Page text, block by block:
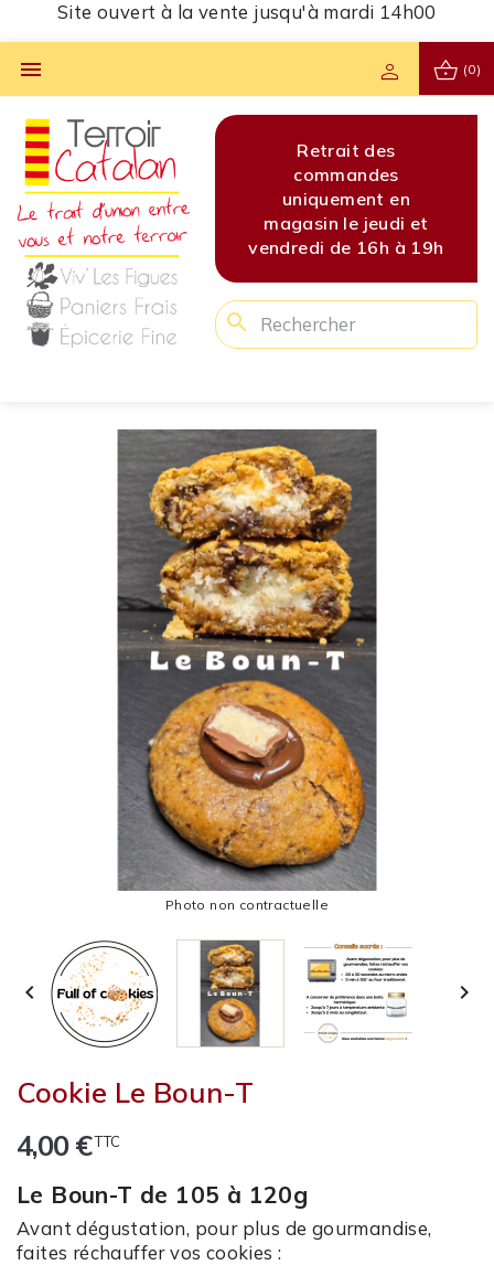
Site ouvert à la vente jusqu'à mardi 14h00
 shopping_basket (0)
person
et
19h
Site ouvert à la vente
jusqu'à mardi 14h00
Retrait des
commandes
uniquement en
magasin le jeudi et
vendredi de 16h à 19h
search
Photo non contractuelle
 
Cookie Le Boun-T
4,00 €TTC
Le Boun-T de 105 à 120g
Avant dégustation, pour plus de gourmandise,
faites réchauffer vos cookies :